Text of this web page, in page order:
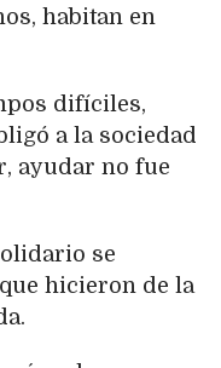
habitan en
difíciles,
a la sociedad
ayudar no fue
se
hicieron de la